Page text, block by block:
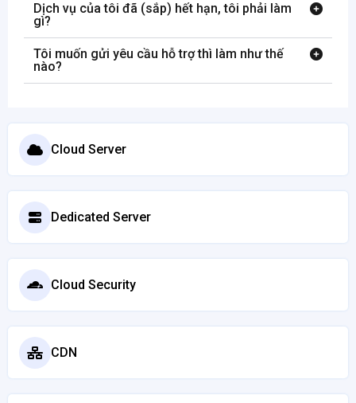
Dịch vụ của tôi đã (sắp) hết hạn, tôi phải làm
gì?
Tôi muốn gửi yêu cầu hỗ trợ thì làm như thế
nào?
Cloud Server
Dedicated Server
Cloud Security
CDN